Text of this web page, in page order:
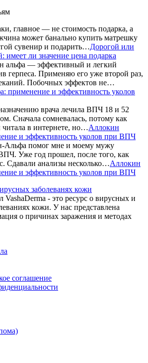
главное — не стоимость подарка, а
может банально купить матрешку
сувенир и подарить…Дорогой или
имеет ли значение цена подарка
альфа — эффективный и легкий
герпеса. Применяю его уже второй раз,
Побочных эффектов не…
применение и эффективность уколов
врача лечила ВПЧ 18 и 52
Сначала сомневалась, потому как
в интернете, но…Аллокин
и эффективность уколов при ВПЧ
Альфа помог мне и моему мужу
Уже год прошел, после того, как
Сдавали анализы несколько…Аллокин
и эффективность уколов при ВПЧ
заболеванях кожи
- это ресурс о вирусных и
кожи. У нас представлена
о причинах заражения и методах
соглашение